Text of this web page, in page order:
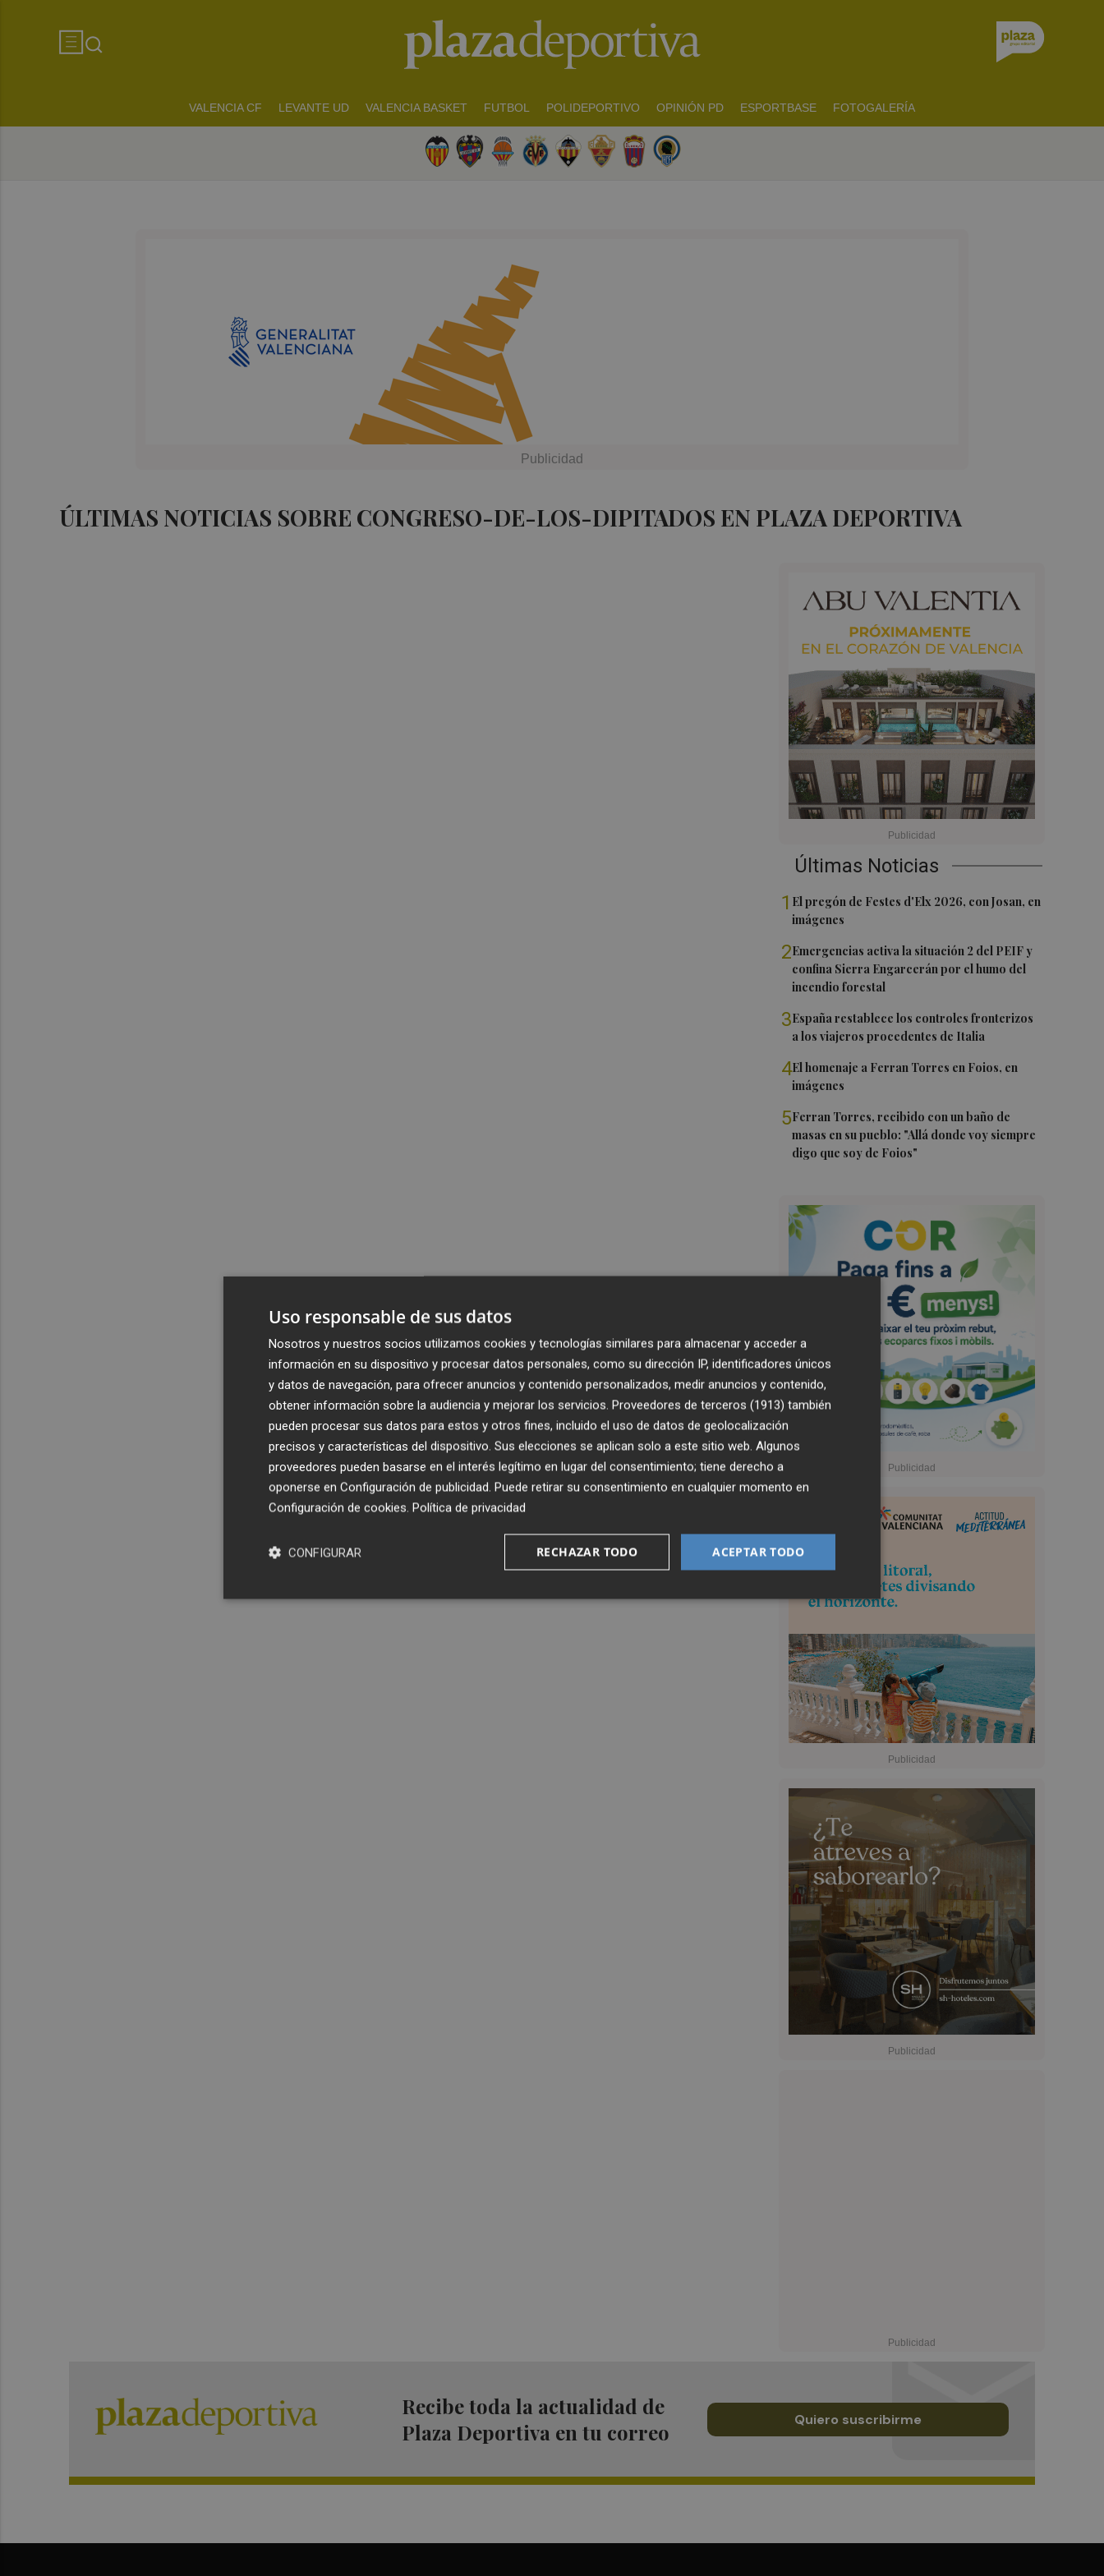
VALENCIA CF LEVANTE UD VALENCIA BASKET FUTBOL POLIDEPORTIVO OPINIÓN PD ESPORTBASE FOTOGALERÍA
ÚLTIMAS NOTICIAS SOBRE CONGRESO-DE-LOS-DIPITADOS EN PLAZA DEPORTIVA
Últimas Noticias
1 El pregón de Festes d'Elx 2026, con Josan, en
imágenes
2Emergencias activa la situación 2 del PEIF y
confina Sierra Engarcerán por el humo del
incendio forestal
3España restablece los controles fronterizos
a los viajeros procedentes de Italia
4El homenaje a Ferran Torres en Foios, en
imágenes
5Ferran Torres, recibido con un baño de
masas en su pueblo: "Allá donde voy siempre
digo que soy de Foios"
Recibe toda la actualidad de
Plaza Deportiva en tu correo
Quiero suscribirme
Uso responsable de sus datos
Nosotros y nuestros socios utilizamos cookies y tecnologías similares para almacenar y acceder a
información en su dispositivo y procesar datos personales, como su dirección IP, identificadores únicos
y datos de navegación, para ofrecer anuncios y contenido personalizados, medir anuncios y contenido,
obtener información sobre la audiencia y mejorar los servicios. Proveedores de terceros (1913) también
pueden procesar sus datos para estos y otros fines, incluido el uso de datos de geolocalización
precisos y características del dispositivo. Sus elecciones se aplican solo a este sitio web. Algunos
proveedores pueden basarse en el interés legítimo en lugar del consentimiento; tiene derecho a
oponerse en Configuración de publicidad. Puede retirar su consentimiento en cualquier momento en
Configuración de cookies. Política de privacidad
ACEPTAR TODO
RECHAZAR TODO
CONFIGURAR